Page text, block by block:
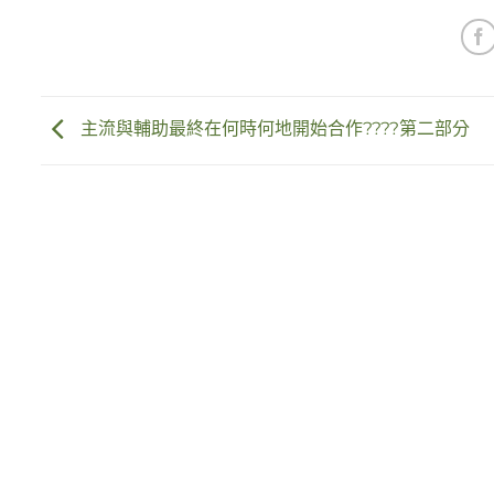
主流與輔助最終在何時何地開始合作????第二部分